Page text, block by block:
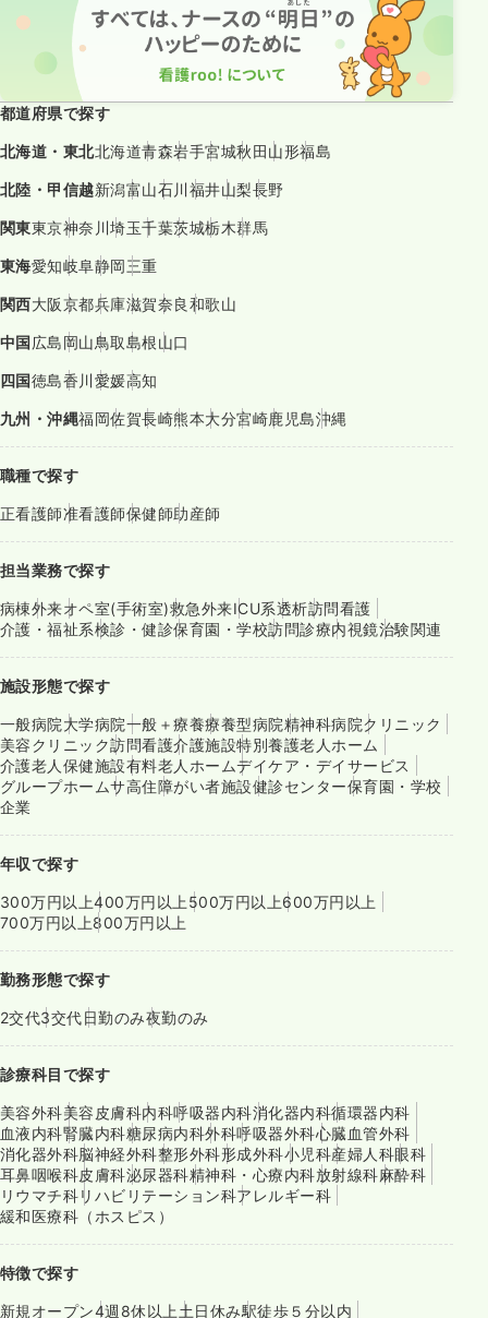
都道府県で探す
北海道・東北北海道青森岩手宮城秋田山形福島
北陸・甲信越新潟富山石川福井山梨長野
関東東京神奈川埼玉千葉茨城栃木群馬
東海愛知岐阜静岡三重
関西大阪京都兵庫滋賀奈良和歌山
中国広島岡山鳥取島根山口
四国徳島香川愛媛高知
九州・沖縄福岡佐賀長崎熊本大分宮崎鹿児島沖縄
職種で探す
正看護師准看護師保健師助産師
担当業務で探す
病棟外来オペ室(手術室)救急外来ICU系透析訪問看護
介護・福祉系検診・健診保育園・学校訪問診療内視鏡治験関連
施設形態で探す
一般病院大学病院一般＋療養療養型病院精神科病院クリニック
美容クリニック訪問看護介護施設特別養護老人ホーム
介護老人保健施設有料老人ホームデイケア・デイサービス
グループホームサ高住障がい者施設健診センター保育園・学校
企業
年収で探す
300万円以上400万円以上 500万円以上600万円以上
700万円以上800万円以上
勤務形態で探す
2交代3交代日勤のみ夜勤のみ
診療科目で探す
美容外科美容皮膚科内科呼吸器内科消化器内科循環器内科
血液内科腎臓内科糖尿病内科外科呼吸器外科心臓血管外科
消化器外科脳神経外科整形外科形成外科小児科産婦人科眼科
耳鼻咽喉科皮膚科泌尿器科精神科・心療内科放射線科麻酔科
リウマチ科リハビリテーション科アレルギー科
緩和医療科（ホスピス）
特徴で探す
新規オープン4週8休以上 土日休み駅徒歩５分以内